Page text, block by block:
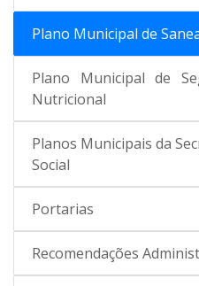
Plano Municipal de
Plano Municipal de
Nutricional
Planos Municipais da
Social
Portarias
Recomendações